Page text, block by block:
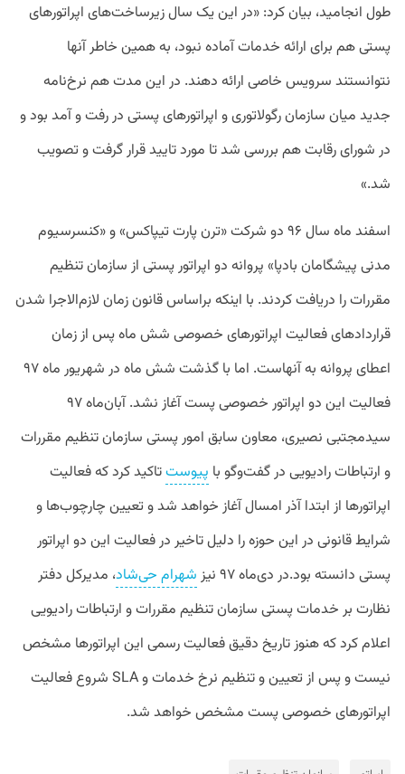
طول انجامید، بیان کرد: «در این یک سال زیرساخت‌های اپراتورهای
پستی هم برای ارائه خدمات آماده نبود، به همین خاطر آنها
نتوانستند سرویس خاصی ارائه دهند. در این مدت هم نرخ‌نامه
جدید میان سازمان رگولاتوری و اپراتورهای پستی در رفت و آمد بود و
در شورای رقابت هم بررسی شد تا مورد تایید قرار گرفت و تصویب
شد.»
اسفند ماه سال ۹۶ دو شرکت «ترن‌ پارت تیپاکس» و «کنسرسیوم
مدنی پیشگامان بادپا» پروانه دو اپراتور پستی از سازمان تنظیم
مقررات را دریافت کردند. با اینکه براساس قانون زمان لازم‌الاجرا شدن
قراردادهای فعالیت اپراتورهای خصوصی شش ماه پس از زمان
اعطای پروانه به آنهاست. اما با گذشت شش ماه در شهریور ماه ۹۷
فعالیت این دو اپراتور خصوصی پست آغاز نشد. آبان‌ماه ۹۷
سیدمجتبی نصیری، معاون سابق امور پستی سازمان تنظیم مقررات
و ارتباطات رادیویی در گفت‌وگو با پیوستتاکید کرد که فعالیت
اپراتورها از ابتدا آذر امسال آغاز خواهد شد و تعیین چارچوب‌ها و
شرایط قانونی در این حوزه را دلیل تاخیر در فعالیت این دو اپراتور
پستی دانسته بود.در دی‌ماه ۹۷ نیز
شهرام حی‌شاد، مدیرکل دفتر
نظارت بر خدمات پستی سازمان تنظیم مقررات و ارتباطات رادیویی
اعلام کرد که هنوز تاریخ دقیق فعالیت رسمی این اپراتورها مشخص
نیست و پس از تعیین و تنظیم نرخ خدمات و SLA شروع فعالیت
اپراتورهای خصوصی پست مشخص خواهد شد.